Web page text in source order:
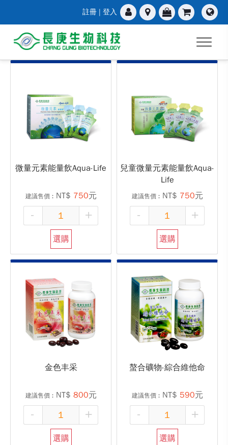
註冊 | 登入
微量元素能量飲Aqua-Life
建議售價︰ NT$ 750元
- +
選購
兒童微量元素能量飲Aqua-
Life
建議售價︰ NT$ 750元
- +
選購
金色丰采
建議售價︰ NT$ 800元
- +
選購
螯合礦物-綜合維他命
建議售價︰ NT$ 590元
- +
選購